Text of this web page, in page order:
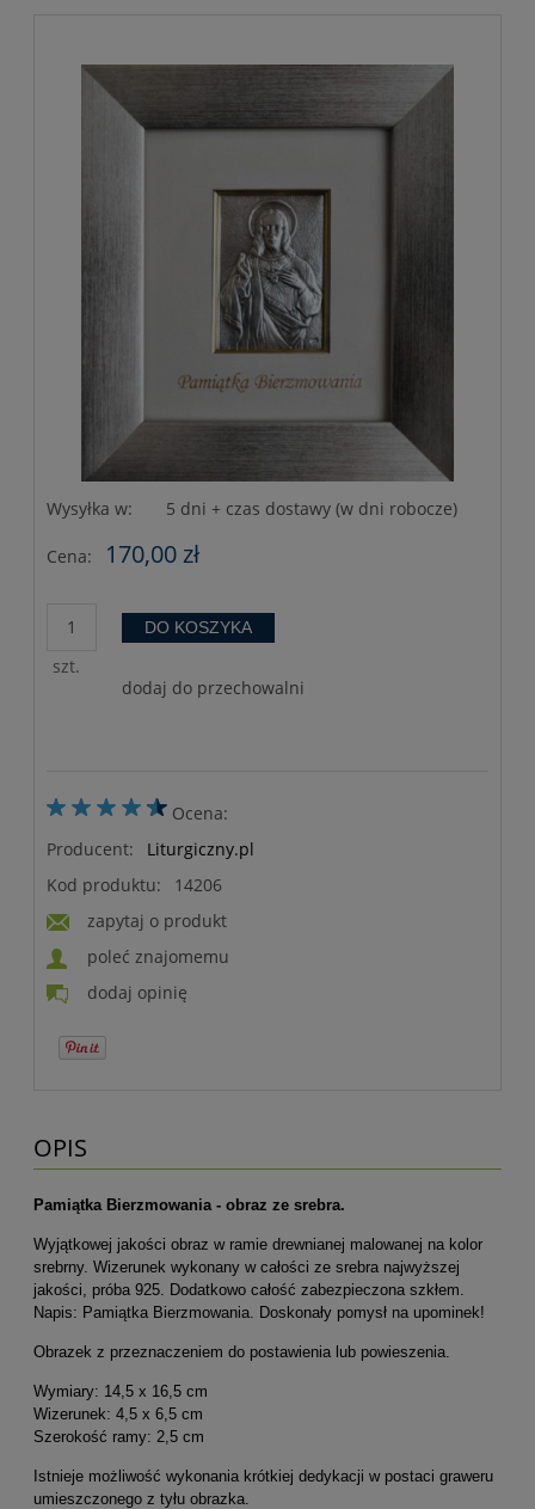
Wysyłka w: 5 dni + czas dostawy (w dni robocze)
Cena: 170,00 zł
szt.
DO KOSZYKA
dodaj do przechowalni
Ocena:
Producent:
Liturgiczny.pl
Kod produktu:
14206
zapytaj o produkt
poleć znajomemu
dodaj opinię
OPIS
Pamiątka Bierzmowania - obraz ze srebra.
Wyjątkowej jakości obraz w ramie drewnianej malowanej na kolor
srebrny. Wizerunek wykonany w całości ze srebra najwyższej
jakości, próba 925. Dodatkowo całość zabezpieczona szkłem.
Napis: Pamiątka Bierzmowania. Doskonały pomysł na upominek!
Obrazek z przeznaczeniem do postawienia lub powieszenia.
Wymiary: 14,5 x 16,5 cm
Wizerunek: 4,5 x 6,5 cm
Szerokość ramy: 2,5 cm
Istnieje możliwość wykonania krótkiej dedykacji w postaci graweru
umieszczonego z tyłu obrazka.